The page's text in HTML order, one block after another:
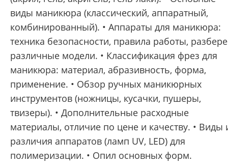
виды маникюра (классический, аппаратный,
комбинированный). • Аппараты для маникюра:
техника безопасности, правила работы,
различные модели. • Классификация фрез для
маникюра: материал, абразивность, форма,
применение. • Обзор ручных маникюрных
инструментов (ножницы, кусачки, пушеры,
твизеры). • Дополнительные расходные
материалы, отличие по цене и качеству. • Виды
различия аппаратов (ламп UV, LED) для
полимеризации. • Опил основных форм.